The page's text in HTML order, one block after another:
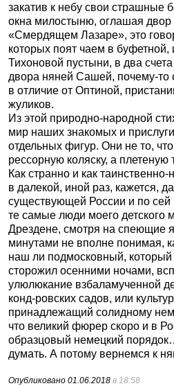
закатив к небу свои страшные
окна милостыню, оглашая
«Смердящем Лазаре», это
которых поят чаем в
Тихоновой пустыни, в два
двора няней Сашей, почему-то
в отличие от Оптиной,
жуликов.
Из этой природно-народной
мир наших знакомых и
отдельных фигур. Они не то,
рессорную коляску, а
Как странно и как
в далекой, иной раз, кажется,
существующей России и по сей
те самые люди моего детского
Дрездене, смотря на спеющие
минутами не вполне понимая,
наш ли подмосковный, который
сторожил осенними ночами,
улюлюкание взбаламученной
конд-ровских садов, или
принадлежащий солидному
что великий фюрер скоро и в
образцовый немецкий
думать. А потому вернемся к
Опубликовано 01.06.2018 в 18:58